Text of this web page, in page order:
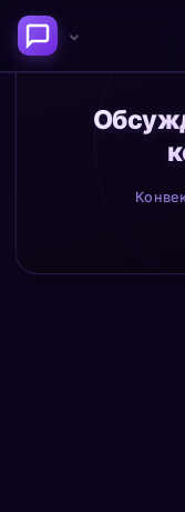
Последние темы
Философия
где граница